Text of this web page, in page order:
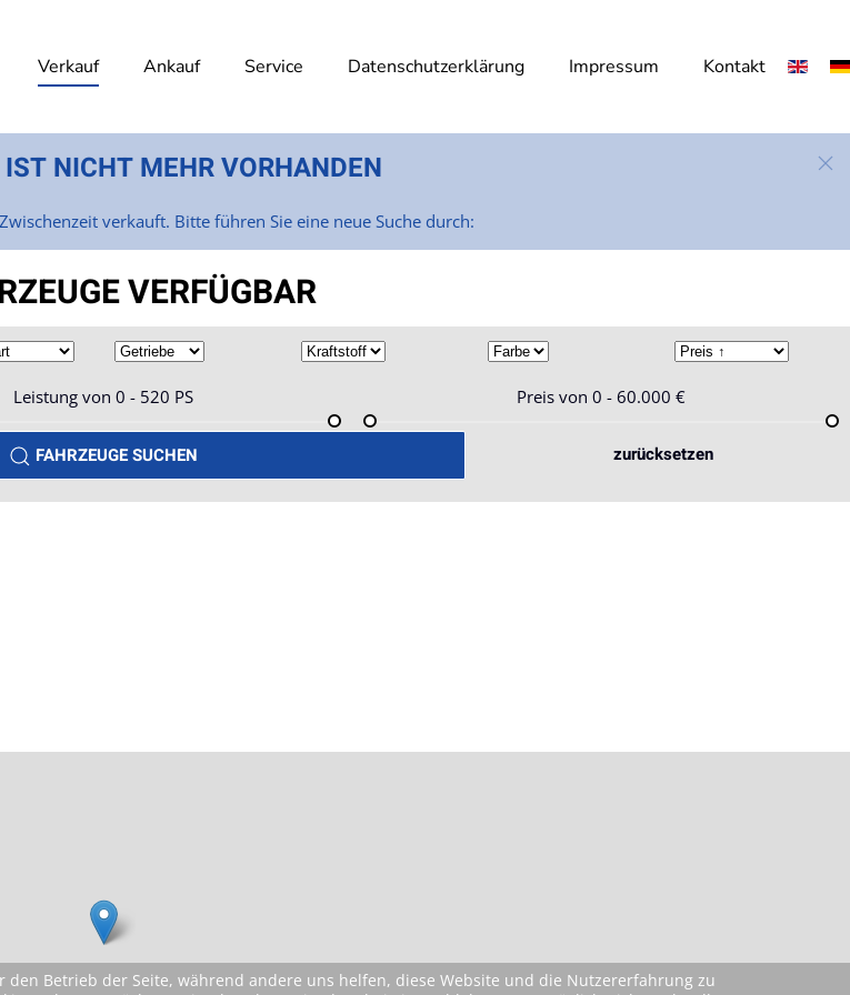
Verkauf Ankauf Service Datenschutzerklärung Impressum Kontakt
NICHT MEHR VORHANDEN
verkauft. Bitte führen Sie eine neue Suche durch:
VERFÜGBAR
Leistung von 0 - 520 PS Preis von 0 - 60.000 €
FAHRZEUGE SUCHEN zurücksetzen
Betrieb der Seite, während andere uns helfen, diese Website und die Nutzererfahrung zu